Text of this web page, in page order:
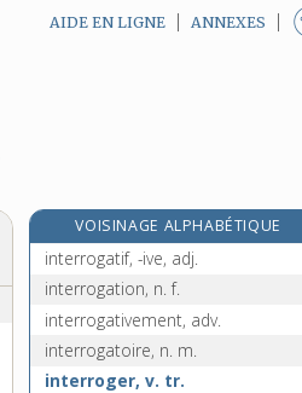
AIDE EN LIGNE ANNEXES
VOISINAGE ALPHABÉTIQUE
interrogateur, -trice, n. et adj.
interrogatif, -ive, adj.
interrogation, n. f.
interrogativement, adv.
interrogatoire, n. m.
interroger, v. tr.